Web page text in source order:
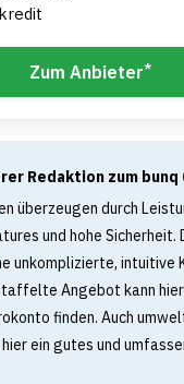
Zum Anbieter*
Redaktion zum
überzeugen durch
und hohe Sicherheit.
unkomplizierte, intuitive
Angebot kann
finden. Auch
hier ein gutes und